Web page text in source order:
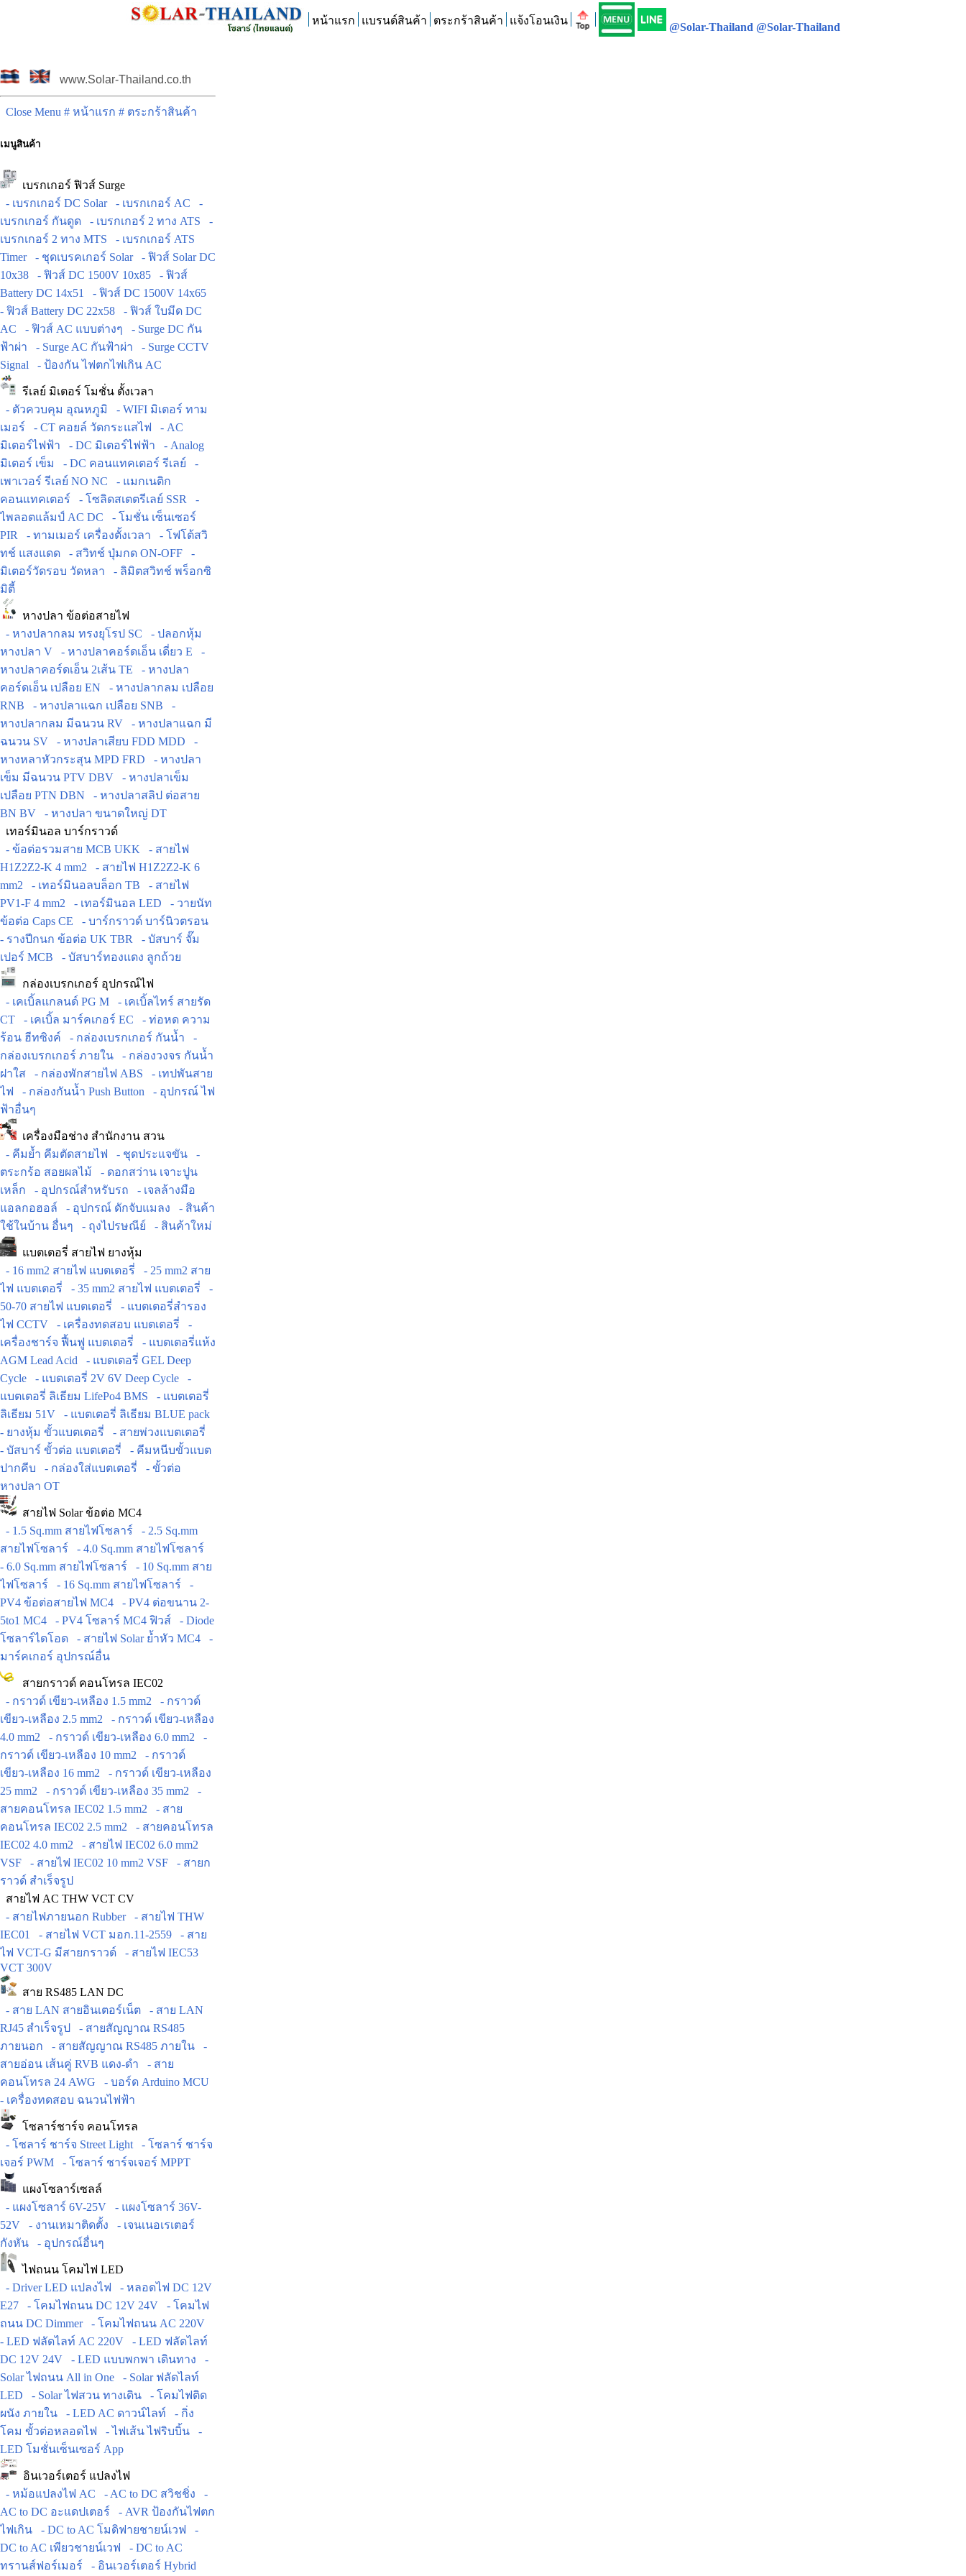
หน้าแรก แบรนด์สินค้า ตระกร้าสินค้า แจ้งโอนเงิน
@Solar-Thailand @Solar-Thailand
www.Solar-Thailand.co.th
Close Menu # หน้าแรก # ตระกร้าสินค้า
เมนูสินค้า
เบรกเกอร์ ฟิวส์ Surge
- เบรกเกอร์ DC Solar
- เบรกเกอร์ AC
-
เบรกเกอร์ กันดูด
- เบรกเกอร์ 2 ทาง ATS
-
เบรกเกอร์ 2 ทาง MTS
- เบรกเกอร์ ATS
Timer
- ชุดเบรคเกอร์ Solar
- ฟิวส์ Solar DC
10x38
- ฟิวส์ DC 1500V 10x85
- ฟิวส์
Battery DC 14x51
- ฟิวส์ DC 1500V 14x65
- ฟิวส์ Battery DC 22x58
- ฟิวส์ ใบมีด DC
AC
- ฟิวส์ AC แบบต่างๆ
- Surge DC กัน
ฟ้าผ่า
- Surge AC กันฟ้าผ่า
- Surge CCTV
Signal
- ป้องกัน ไฟตกไฟเกิน AC
รีเลย์ มิเตอร์ โมชั่น ตั้งเวลา
- ตัวควบคุม อุณหภูมิ
- WIFI มิเตอร์ ทาม
เมอร์
- CT คอยล์ วัดกระแสไฟ
- AC
มิเตอร์ไฟฟ้า
- DC มิเตอร์ไฟฟ้า
- Analog
มิเตอร์ เข็ม
- DC คอนแทคเตอร์ รีเลย์
-
เพาเวอร์ รีเลย์ NO NC
- แมกเนติก
คอนแทคเตอร์
- โซลิดสเตตรีเลย์ SSR
-
ไพลอตแล้มป์ AC DC
- โมชั่น เซ็นเซอร์
PIR
- ทามเมอร์ เครื่องตั้งเวลา
- โฟโต้สวิ
ทช์ แสงแดด
- สวิทช์ ปุ่มกด ON-OFF
-
มิเตอร์วัดรอบ วัดหลา
- ลิมิตสวิทช์ พร็อกซิ
มิตี้
หางปลา ข้อต่อสายไฟ
- หางปลากลม ทรงยุโรป SC
- ปลอกหุ้ม
หางปลา V
- หางปลาคอร์ดเอ็น เดี่ยว E
-
หางปลาคอร์ดเอ็น 2เส้น TE
- หางปลา
คอร์ดเอ็น เปลือย EN
- หางปลากลม เปลือย
RNB
- หางปลาแฉก เปลือย SNB
-
หางปลากลม มีฉนวน RV
- หางปลาแฉก มี
ฉนวน SV
- หางปลาเสียบ FDD MDD
-
หางหลาหัวกระสุน MPD FRD
- หางปลา
เข็ม มีฉนวน PTV DBV
- หางปลาเข็ม
เปลือย PTN DBN
- หางปลาสลิป ต่อสาย
BN BV
- หางปลา ขนาดใหญ่ DT
เทอร์มินอล บาร์กราวด์
- ข้อต่อรวมสาย MCB UKK
- สายไฟ
H1Z2Z2-K 4 mm2
- สายไฟ H1Z2Z2-K 6
mm2
- เทอร์มินอลบล็อก TB
- สายไฟ
PV1-F 4 mm2
- เทอร์มินอล LED
- วายนัท
ข้อต่อ Caps CE
- บาร์กราวด์ บาร์นิวตรอน
- รางปีกนก ข้อต่อ UK TBR
- บัสบาร์ จั๊ม
เปอร์ MCB
- บัสบาร์ทองแดง ลูกถ้วย
กล่องเบรกเกอร์ อุปกรณ์ไฟ
- เคเบิ้ลแกลนด์ PG M
- เคเบิ้ลไทร์ สายรัด
CT
- เคเบิ้ล มาร์คเกอร์ EC
- ท่อหด ความ
ร้อน ฮีทซิงค์
- กล่องเบรกเกอร์ กันน้ำ
-
กล่องเบรกเกอร์ ภายใน
- กล่องวงจร กันน้ำ
ฝาใส
- กล่องพักสายไฟ ABS
- เทปพันสาย
ไฟ
- กล่องกันน้ำ Push Button
- อุปกรณ์ ไฟ
ฟ้าอื่นๆ
เครื่องมือช่าง สำนักงาน สวน
- คีมย้ำ คีมตัดสายไฟ
- ชุดประแจขัน
-
ตระกร้อ สอยผลไม้
- ดอกสว่าน เจาะปูน
เหล็ก
- อุปกรณ์สำหรับรถ
- เจลล้างมือ
แอลกอฮอล์
- อุปกรณ์ ดักจับแมลง
- สินค้า
ใช้ในบ้าน อื่นๆ
- ถุงไปรษณีย์ - สินค้าใหม่
แบตเตอรี่ สายไฟ ยางหุ้ม
- 16 mm2 สายไฟ แบตเตอรี่
- 25 mm2 สาย
ไฟ แบตเตอรี่
- 35 mm2 สายไฟ แบตเตอรี่
-
50-70 สายไฟ แบตเตอรี่
- แบตเตอรี่สำรอง
ไฟ CCTV
- เครื่องทดสอบ แบตเตอรี่
-
เครื่องชาร์จ ฟื้นฟู แบตเตอรี่
- แบตเตอรี่แห้ง
AGM Lead Acid
- แบตเตอรี่ GEL Deep
Cycle
- แบตเตอรี่ 2V 6V Deep Cycle
-
แบตเตอรี่ ลิเธียม LifePo4 BMS
- แบตเตอรี่
ลิเธียม 51V
- แบตเตอรี่ ลิเธียม BLUE pack
- ยางหุ้ม ขั้วแบตเตอรี่
- สายพ่วงแบตเตอรี่
- บัสบาร์ ขั้วต่อ แบตเตอรี่
- คีมหนีบขั้วแบต
ปากคีบ
- กล่องใส่แบตเตอรี่
- ขั้วต่อ
หางปลา OT
สายไฟ Solar ข้อต่อ MC4
- 1.5 Sq.mm สายไฟโซลาร์
- 2.5 Sq.mm
สายไฟโซลาร์
- 4.0 Sq.mm สายไฟโซลาร์
- 6.0 Sq.mm สายไฟโซลาร์
- 10 Sq.mm สาย
ไฟโซลาร์
- 16 Sq.mm สายไฟโซลาร์
-
PV4 ข้อต่อสายไฟ MC4
- PV4 ต่อขนาน 2-
5to1 MC4
- PV4 โซลาร์ MC4 ฟิวส์
- Diode
โซลาร์ไดโอด
- สายไฟ Solar ย้ำหัว MC4
-
มาร์คเกอร์ อุปกรณ์อื่น
สายกราวด์ คอนโทรล IEC02
- กราวด์ เขียว-เหลือง 1.5 mm2
- กราวด์
เขียว-เหลือง 2.5 mm2
- กราวด์ เขียว-เหลือง
4.0 mm2
- กราวด์ เขียว-เหลือง 6.0 mm2
-
กราวด์ เขียว-เหลือง 10 mm2
- กราวด์
เขียว-เหลือง 16 mm2
- กราวด์ เขียว-เหลือง
25 mm2
- กราวด์ เขียว-เหลือง 35 mm2
-
สายคอนโทรล IEC02 1.5 mm2
- สาย
คอนโทรล IEC02 2.5 mm2
- สายคอนโทรล
IEC02 4.0 mm2
- สายไฟ IEC02 6.0 mm2
VSF
- สายไฟ IEC02 10 mm2 VSF
- สายก
ราวด์ สำเร็จรูป
สายไฟ AC THW VCT CV
- สายไฟภายนอก Rubber
- สายไฟ THW
IEC01
- สายไฟ VCT มอก.11-2559
- สาย
ไฟ VCT-G มีสายกราวด์
- สายไฟ IEC53
VCT 300V
สาย RS485 LAN DC
- สาย LAN สายอินเตอร์เน็ต
- สาย LAN
RJ45 สำเร็จรูป
- สายสัญญาณ RS485
ภายนอก
- สายสัญญาณ RS485 ภายใน
-
สายอ่อน เส้นคู่ RVB แดง-ดำ
- สาย
คอนโทรล 24 AWG
- บอร์ด Arduino MCU
- เครื่องทดสอบ ฉนวนไฟฟ้า
โซลาร์ชาร์จ คอนโทรล
- โซลาร์ ชาร์จ Street Light
- โซลาร์ ชาร์จ
เจอร์ PWM
- โซลาร์ ชาร์จเจอร์ MPPT
แผงโซลาร์เซลล์
- แผงโซลาร์ 6V-25V
- แผงโซลาร์ 36V-
52V
- งานเหมาติดตั้ง
- เจนเนอเรเตอร์
กังหัน
- อุปกรณ์อื่นๆ
ไฟถนน โคมไฟ LED
- Driver LED แปลงไฟ
- หลอดไฟ DC 12V
E27
- โคมไฟถนน DC 12V 24V
- โคมไฟ
ถนน DC Dimmer
- โคมไฟถนน AC 220V
- LED ฟลัดไลท์ AC 220V
- LED ฟลัดไลท์
DC 12V 24V
- LED แบบพกพา เดินทาง
-
Solar ไฟถนน All in One
- Solar ฟลัดไลท์
LED
- Solar ไฟสวน ทางเดิน
- โคมไฟติด
ผนัง ภายใน
- LED AC ดาวน์ไลท์
- กิ่ง
โคม ขั้วต่อหลอดไฟ
- ไฟเส้น ไฟริบบิ้น
-
LED โมชั่นเซ็นเซอร์ App
อินเวอร์เตอร์ แปลงไฟ
- หม้อแปลงไฟ AC
- AC to DC สวิชชิ่ง
-
AC to DC อะแดปเตอร์
- AVR ป้องกันไฟตก
ไฟเกิน
- DC to AC โมดิฟายชายน์เวฟ
-
DC to AC เพียวชายน์เวฟ
- DC to AC
ทรานส์ฟอร์เมอร์
- อินเวอร์เตอร์ Hybrid